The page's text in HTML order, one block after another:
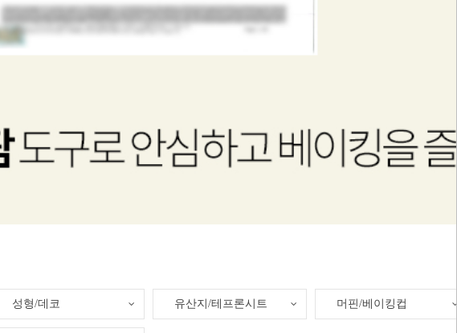
성형/데코 유산지/테프론시트 머핀/베이킹컵